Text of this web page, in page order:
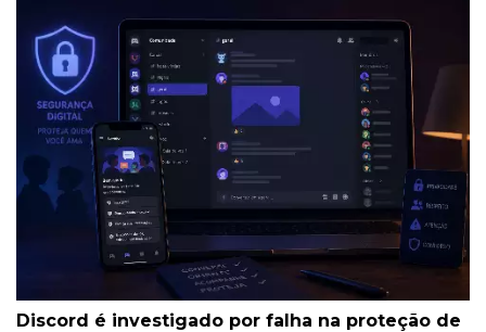
Discord é investigado por falha na proteção de